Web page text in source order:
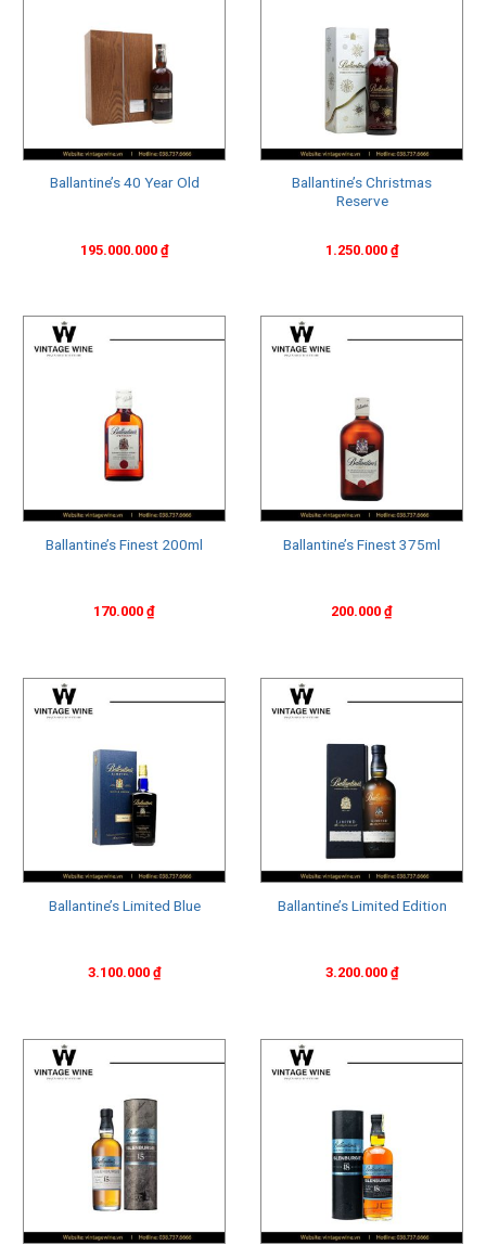
Ngày nay, Ballantine’s vẫn tiếp tục sản xuất rượu whisky với
tên gọi này, tôn vinh tên của người sáng lập công ty và thể
hiện sự kiêu hãnh về lịch sử và truyền thống của thương hiệu.
Rượu Ballantine’s là một loại rượu whisky Blended Scotch
Pernod Ricard. Đây là một trong những thương hiệu rượu
whisky có uy tín và được yêu thích nhất trên thị trường hiện
Rượu Ballantine’s được sản xuất từ sự pha trộn của nhiều
loại whisky đơn và kép từ các khu vực khác nhau của
Scotland, bao gồm Speyside, Islay và Highland. Các loại
whisky này được chọn lọc kỹ càng và pha trộn theo tỷ lệ đặc
biệt để tạo ra một hương vị độc đáo và cân bằng.
Ballantine’s Finest
Rượu Ballantine’s Finest là phiên bản rượu whisky cơ bản
nhất của thương hiệu Ballantine’s, được giới thiệu vào năm
1910 tại Edinburgh, Scotland bởi George Ballantine. Trải qua
hơn 100 năm phát triển, Ballantine’s Finest đã trở thành một
trong những thương hiệu rượu whisky phổ biến nhất trên thế
giới, được sản xuất và phân phối đến hơn 100 quốc gia. Với
Ballantine’s 40 Year Old
195.000.000 ₫
Ballantine’s Christmas
Reserve
1.250.000 ₫
Ballantine’s Finest 200ml
170.000 ₫
Ballantine’s Finest 375ml
200.000 ₫
Ballantine’s Limited Blue
3.100.000 ₫
Ballantine’s Limited Edition
3.200.000 ₫